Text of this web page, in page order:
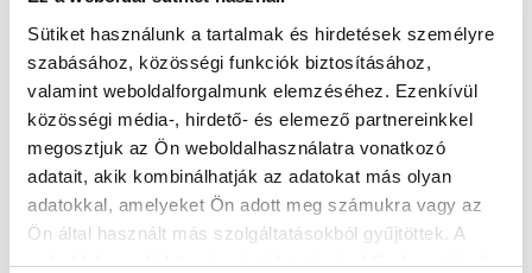
Sütiket használunk a tartalmak és hirdetések személyre
szabásához, közösségi funkciók biztosításához,
valamint weboldalforgalmunk elemzéséhez. Ezenkívül
közösségi média-, hirdető- és elemező partnereinkkel
megosztjuk az Ön weboldalhasználatra vonatkozó
adatait, akik kombinálhatják az adatokat más olyan
adatokkal, amelyeket Ön adott meg számukra vagy az
Ön által használt más szolgáltatásokból gyűjtöttek. A
weboldalon való böngészés folytatásával Ön hozzájárul a
Ne maradjon le egy eseményről sem! Iratkozzon fel ingyenes
hírlevelünkre:
Elfogadom azAdatvédelmi tájékoztatót!